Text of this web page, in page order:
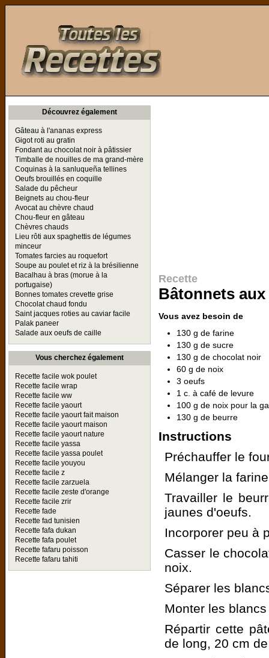
Découvrez également
Gâteau à l'ananas express
Gigot roti au gratin
Fondant au chocolat noir à pâtissier
Timballe de nouilles de ma grand-mère
Coquinas à la sanluqueña tellines
Oeufs brouillés en coquille
Salade du pêcheur
Beignets au chou-fleur
Avocat au chèvre chaud
Chou-fleur en gâteau
Chèvres chauds
Lieu rôti aux spaghettis de légumes
minceur
Tomates farcies au roquefort
Soupe au poulet et riz à la brésilienne
Bacalhau à bras (morue à la
portugaise)
Bonnes tomates crevette grise
Chocolat chaud fondu
Saint jacques roties au caviar facile
Palak paneer
Salade aux oeufs de caille
Vous cherchez également
Recette facile wok poulet
Recette facile wrap
Recette facile ww
Recette facile yaourt
Recette facile yaourt fait maison
Recette facile yaourt maison
Recette facile yaourt nature
Recette facile yassa
Recette facile yassa poulet
Recette facile youyou
Recette facile z
Recette facile zarzuela
Recette facile zeste d'orange
Recette facile zrir
Recette fade
Recette fad tunisien
Recette fafa dukan
Recette fafa poulet
Recette fafaru poisson
Recette fafaru tahiti
Recette
Bâtonnets
Vous avez besoin de
130 g de farine
130 g de sucre
130 g de chocolat noir
60 g de noix
3 oeufs
1 c. à café de levure
100 g de noix pour la
130 g de beurre
Instructions
Préchauffer le
Mélanger la
Travailler le
jaunes d'oeufs.
Incorporer peu à
Casser le
noix.
Séparer les
Monter les
Répartir cette
de long, 20 cm